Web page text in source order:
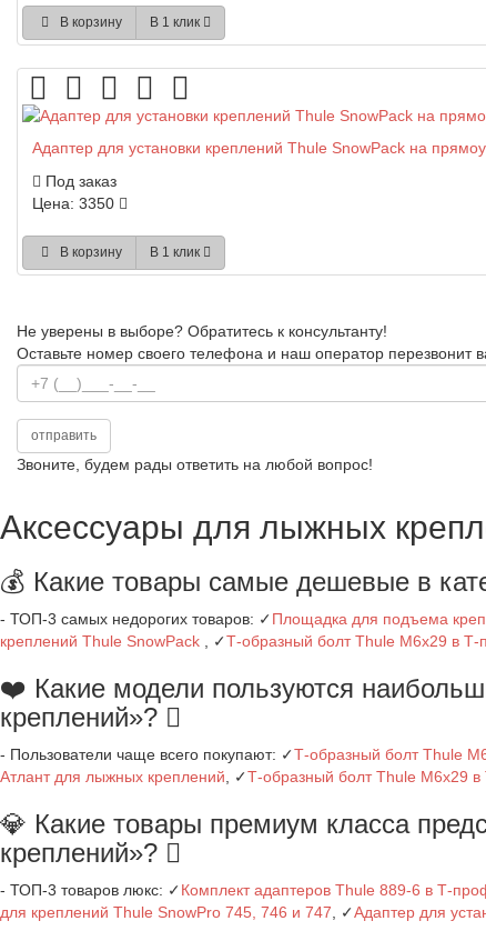
В корзину В 1 клик
Адаптер для установки креплений Thule SnowPack на
Под заказ
Цена: 3350
В корзину В 1 клик
Не уверены в выборе? Обратитесь к консультанту!
Оставьте номер своего телефона и наш оператор перезвонит
Звоните, будем рады ответить на любой вопрос!
Аксессуары для лыжных
💰 Какие товары самые дешевые в
- ТОП-3 самых недорогих товаров: ✓Площадка для подъема
креплений Thule SnowPack , ✓Т-образный болт Thule M6x29 в
❤️ Какие модели пользуются
креплений»?
- Пользователи чаще всего покупают: ✓Т-образный болт Thule
Атлант для лыжных креплений , ✓Т-образный болт Thule M6x29
💎 Какие товары премиум класса
креплений»?
- ТОП-3 товаров люкс: ✓Комплект адаптеров Thule 889-6 в Т-
для креплений Thule SnowPro 745, 746 и 747 , ✓Адаптер для